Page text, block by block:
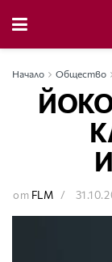
Начало Общество
от FLM